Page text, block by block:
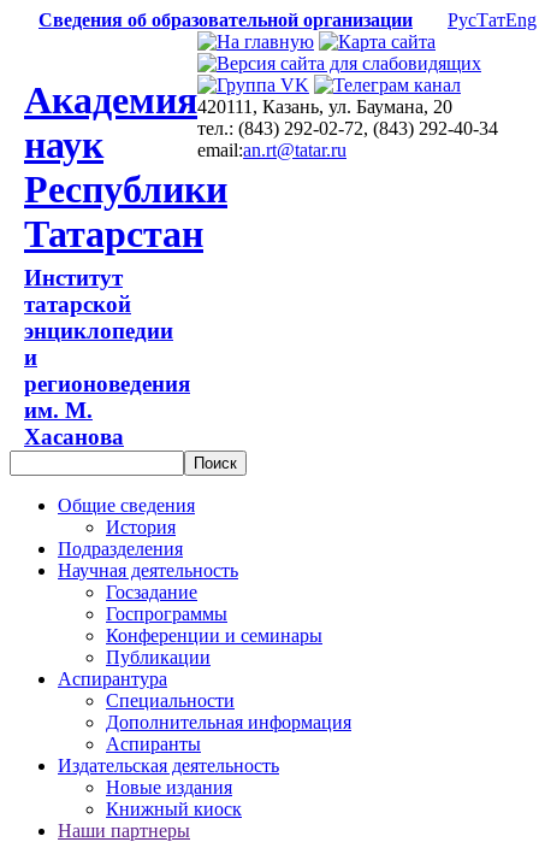
Сведения об образовательной организации РусТатEng
Академия
наук
Республики
Татарстан
Институт
татарской
энциклопедии
и
регионоведения
им. М.
Хасанова
420111, Казань, ул. Баумана, 20
тел.: (843) 292-02-72, (843) 292-40-34
email:an.rt@tatar.ru
Общие сведения
История
Подразделения
Научная деятельность
Госзадание
Госпрограммы
Конференции и семинары
Публикации
Аспирантура
Специальности
Дополнительная информация
Аспиранты
Издательская деятельность
Новые издания
Книжный киоск
Наши партнеры